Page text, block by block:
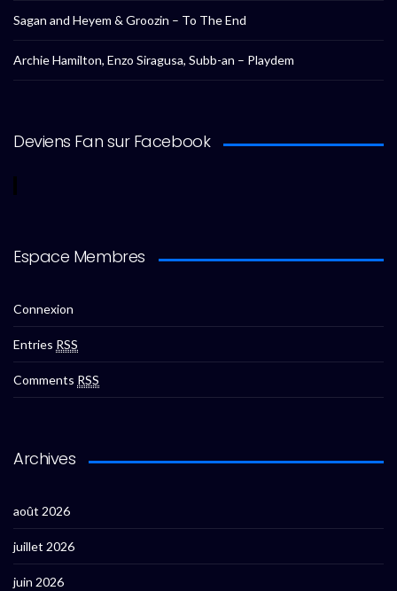
Sagan and Heyem & Groozin – To The End
Archie Hamilton, Enzo Siragusa, Subb-an – Playdem
Deviens Fan sur Facebook
Espace Membres
Connexion
Entries RSS
Comments RSS
Archives
août 2026
juillet 2026
juin 2026